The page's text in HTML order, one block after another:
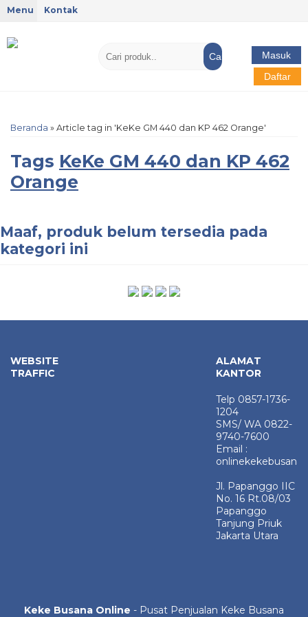
Menu Kontak
Cari
Masuk
Daftar
Beranda » Article tag in 'KeKe GM 440 dan KP 462 Orange'
Tags KeKe GM 440 dan KP 462
Orange
Maaf, produk belum tersedia pada
kategori ini
WEBSITE
TRAFFIC
ALAMAT
KANTOR
Telp 0857-1736-
1204
SMS/ WA 0822-
9740-7600
Email :
Jl. Papanggo IIC
No. 16 Rt.08/03
Papanggo
Tanjung Priuk
Jakarta Utara
Keke Busana Online - Pusat Penjualan Keke Busana